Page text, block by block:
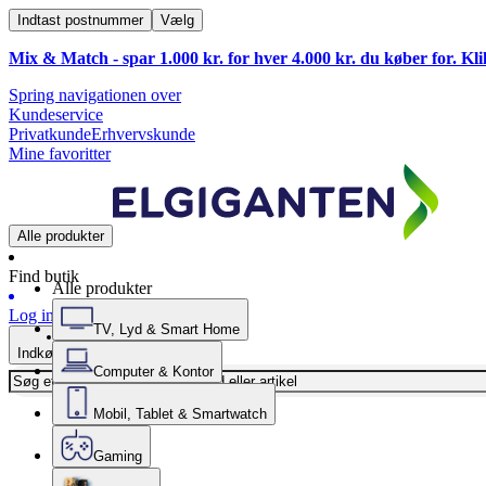
Indtast postnummer Vælg
Mix & Match - spar 1.000 kr. for hver 4.000 kr. du køber for.
Spring navigationen over
Kundeservice
PrivatkundeErhvervskunde
Mine favoritter
Alle produkter
Find butik
Log ind
Indkøbskurv
Alle produkter
TV, Lyd & Smart Home
Computer & Kontor
Mobil, Tablet & Smartwatch
Gaming